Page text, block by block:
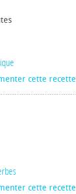
cette recette
cette recette